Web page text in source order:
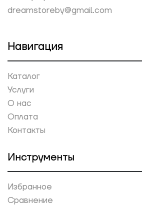
dreamstoreby@gmail.com
Навигация
Каталог
Услуги
О нас
Оплата
Контакты
Инструменты
Избранное
Сравнение